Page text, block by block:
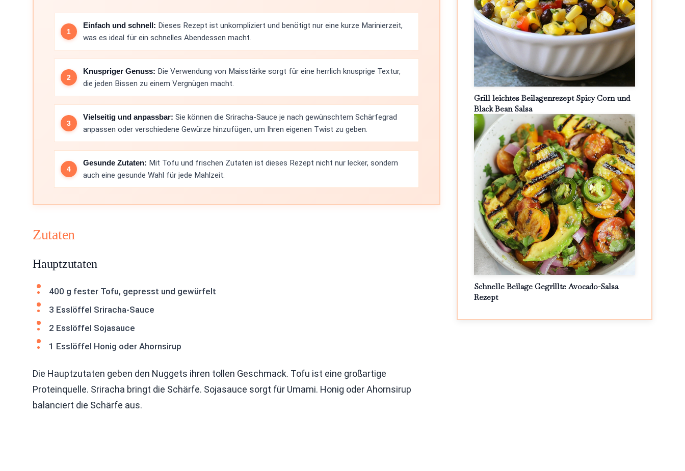
Einfach und schnell: Dieses Rezept ist unkompliziert und benötigt nur eine kurze Marinierzeit,
was es ideal für ein schnelles Abendessen macht.
Knuspriger Genuss: Die Verwendung von Maisstärke sorgt für eine herrlich knusprige Textur,
die jeden Bissen zu einem Vergnügen macht.
Vielseitig und anpassbar: Sie können die Sriracha-Sauce je nach gewünschtem Schärfegrad
anpassen oder verschiedene Gewürze hinzufügen, um Ihren eigenen Twist zu geben.
Gesunde Zutaten: Mit Tofu und frischen Zutaten ist dieses Rezept nicht nur lecker, sondern
auch eine gesunde Wahl für jede Mahlzeit.
Zutaten
Hauptzutaten
400 g fester Tofu, gepresst und gewürfelt
3 Esslöffel Sriracha-Sauce
2 Esslöffel Sojasauce
1 Esslöffel Honig oder Ahornsirup
Die Hauptzutaten geben den Nuggets ihren tollen Geschmack. Tofu ist eine großartige
Proteinquelle. Sriracha bringt die Schärfe. Sojasauce sorgt für Umami. Honig oder Ahornsirup
balanciert die Schärfe aus.
Grill leichtes Beilagenrezept Spicy Corn und
Black Bean Salsa
Schnelle Beilage Gegrillte Avocado-Salsa
Rezept